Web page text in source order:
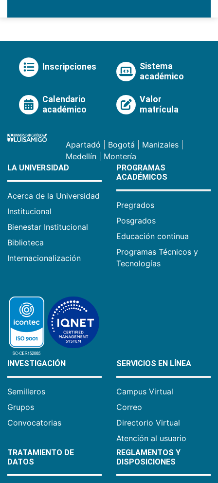
Inscripciones
Sistema
académico
Calendario
académico
Valor
matrícula
Apartadó Bogotá Manizales
Medellín
Montería
LA UNIVERSIDAD
Acerca de la Universidad
Institucional
Bienestar Institucional
Biblioteca
Internacionalización
PROGRAMAS
ACADÉMICOS
Pregrados
Posgrados
Educación continua
Programas Técnicos y
Tecnologías
INVESTIGACIÓN
Semilleros
Grupos
Convocatorias
SERVICIOS EN LÍNEA
Campus Virtual
Correo
Directorio Virtual
Atención al usuario
TRATAMIENTO DE
DATOS
REGLAMENTOS Y
DISPOSICIONES